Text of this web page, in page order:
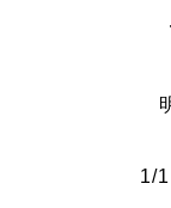
1/